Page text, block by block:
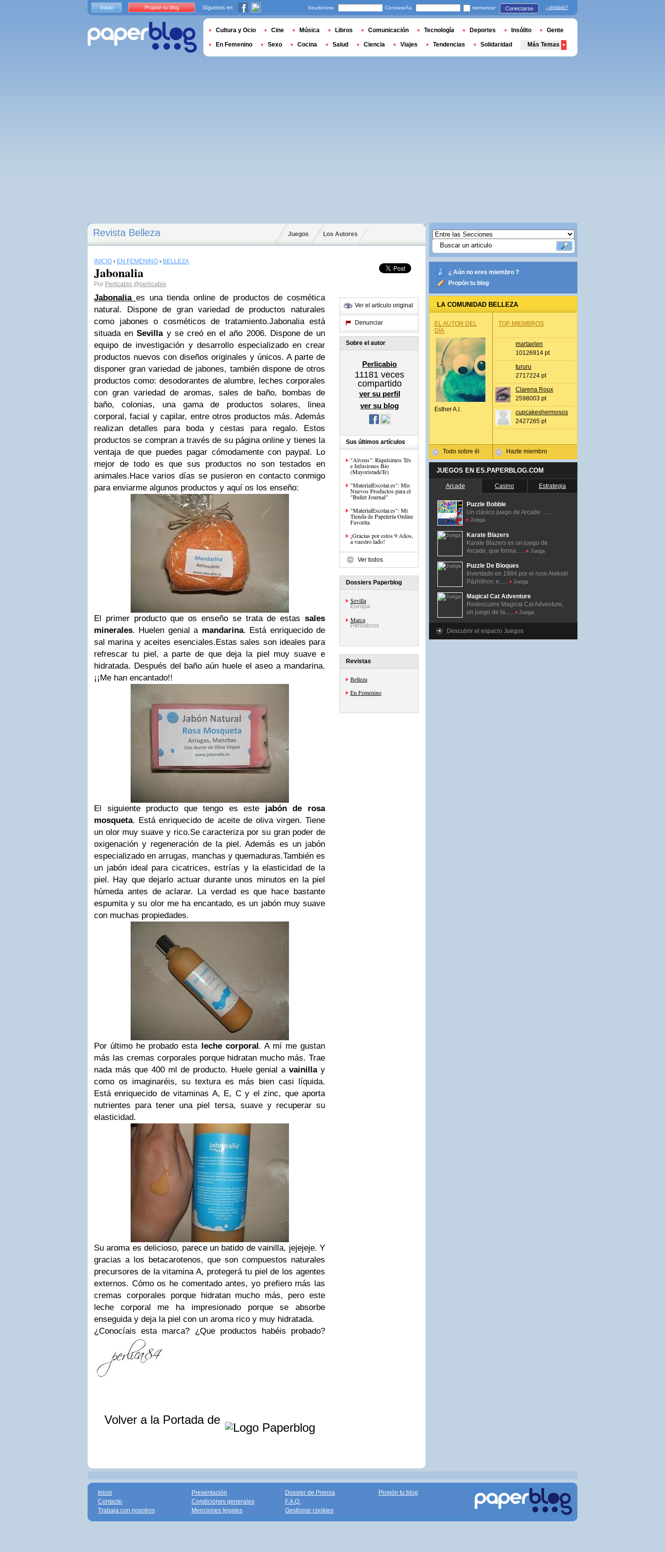
Revista Belleza Juegos Los Autores
INICIO › EN FEMENINO › BELLEZA
Jabonalia
Por Perlicabio @perlicabio
Jabonalia es una tienda online de productos de cosmética
natural. Dispone de gran variedad de productos naturales
como jabones o cosméticos de tratamiento.Jabonalia está
situada enSevillay se creó en el año 2006. Dispone de un
equipo de investigación y desarrollo especializado en crear
productos nuevos con diseños originales y únicos. A parte de
disponer gran variedad de jabones, también dispone de otros
productos como: desodorantes de alumbre, leches corporales
con gran variedad de aromas, sales de baño, bombas de
baño, colonias, una gama de productos solares, linea
corporal, facial y capilar, entre otros productos más. Además
realizan detalles para boda y cestas para regalo. Estos
productos se compran a través de su página online y tienes la
ventaja de que puedes pagar cómodamente con paypal. Lo
mejor de todo es que sus productos no son testados en
animales.Hace varios días se pusieron en contacto conmigo
para enviarme algunos productos y aquí os los enseño:
El primer producto que os enseño se trata de estas sales
minerales. Huelen genial a mandarina. Está enriquecido de
sal marina y aceites esenciales.Estas sales son ideales para
refrescar tu piel, a parte de que deja la piel muy suave e
hidratada. Después del baño aún huele el aseo a mandarina.
¡¡Me han encantado!!
El siguiente producto que tengo es este jabón de rosa
mosqueta. Está enriquecido de aceite de oliva virgen. Tiene
un olor muy suave y rico.Se caracteriza por su gran poder de
oxigenación y regeneración de la piel. Además es un jabón
especializado en arrugas, manchas y quemaduras.También es
un jabón ideal para cicatrices, estrías y la elasticidad de la
piel. Hay que dejarlo actuar durante unos minutos en la piel
húmeda antes de aclarar. La verdad es que hace bastante
espumita y su olor me ha encantado, es un jabón muy suave
con muchas propiedades.
Por último he probado esta leche corporal. A mí me gustan
más las cremas corporales porque hidratan mucho más. Trae
nada más que 400 ml de producto. Huele genial a vainillay
como os imaginaréis, su textura es más bien casi líquida.
Está enriquecido de vitaminas A, E, C y el zinc, que aporta
nutrientes para tener una piel tersa, suave y recuperar su
elasticidad.
Su aroma es delicioso, parece un batido de vainilla, jejejeje. Y
gracias a los betacarotenos, que son compuestos naturales
precursores de la vitamina A, protegerá tu piel de los agentes
externos. Cómo os he comentado antes, yo prefiero más las
cremas corporales porque hidratan mucho más, pero este
leche corporal me ha impresionado porque se absorbe
enseguida y deja la piel con un aroma rico y muy hidratada.
¿Conocíais esta marca? ¿Que productos habéis probado?
Volver a la Portada de
Ver el artículo original
Denunciar
Sobre el autor
Perlicabio
11181 veces
compartido
ver su perfil
ver su blog
Sus últimos artículos
"Alveus": Riquísimos Tés
e Infusiones Bio
(MayoristadeTe)
"MaterialEscolar.es": Mis
Nuevos Productos para el
"Bullet Journal"
"MaterialEscolar.es": Mi
Tienda de Papelería Online
Favorita
¡Gracias por estos 9 Años,
a vuestro lado!
Ver todos
Dossiers Paperblog
Sevilla
Europa
Marca
Periódicos
Revistas
Belleza
En Femenino
¿ Aún no eres miembro ?
Propón tu blog
LA COMUNIDAD BELLEZA
EL AUTOR DEL
DÍA
Esther A.l.
Todo sobre él
TOP MIEMBROS
martaelen
10126914 pt
tururu
2717224 pt
Clarena Roux
2598003 pt
cupcakeshermosos
2427265 pt
Hazte miembro
JUEGOS EN ES.PAPERBLOG.COM
Arcade Casino Estrategia
Puzzle Bobble
Un clásico juego de Arcade. ......
Juega
Karate Blazers
Karate Blazers es un juego de
Arcade, que forma......
Juega
Puzzle De Bloques
Inventado en 1984 por el ruso Alekséi
Pázhitnov, e......
Juega
Magical Cat Adventure
Redescubre Magical Cat Adventure,
un juego de la......
Juega
Descubrir el espacio Juegos
Inicio Propón tu blog Síguenos en Seudónimo Contraseña memorizar Conectarse ¿olvidado?
Cultura y Ocio Cine Música Libros Comunicación Tecnología Deportes Insólito Gente
En Femenino Sexo Cocina Salud Ciencia Viajes Tendencias Solidaridad Más Temas
Inicio
Contacto
Trabaja con nosotros
Presentación
Condiciones generales
Menciones legales
Dossier de Prensa
F.A.Q.
Gestionar cookies
Propón tu blog